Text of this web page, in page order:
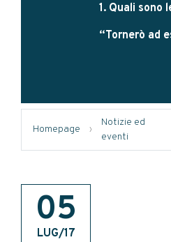
1. Quali sono
“Tornerò ad
Homepage ›
Notizie ed
eventi
05
LUG/17